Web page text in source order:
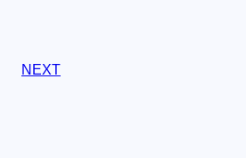
NEXT